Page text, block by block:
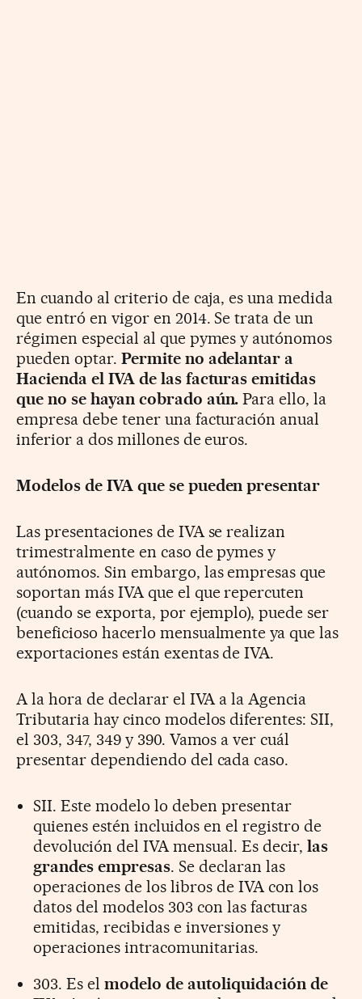
En cuando al criterio de caja, es una medida
que entró en vigor en 2014. Se trata de un
régimen especial al que pymes y autónomos
pueden optar. Permite no adelantar a
Hacienda el IVA de las facturas emitidas
que no se hayan cobrado aún. Para ello, la
empresa debe tener una facturación anual
inferior a dos millones de euros.
Modelos de IVA que se pueden presentar
Las presentaciones de IVA se realizan
trimestralmente en caso de pymes y
autónomos. Sin embargo, las empresas que
soportan más IVA que el que repercuten
(cuando se exporta, por ejemplo), puede ser
beneficioso hacerlo mensualmente ya que las
exportaciones están exentas de IVA.
A la hora de declarar el IVA a la Agencia
Tributaria hay cinco modelos diferentes: SII,
el 303, 347, 349 y 390. Vamos a ver cuál
presentar dependiendo del cada caso.
SII. Este modelo lo deben presentar
quienes estén incluidos en el registro de
devolución del IVA mensual. Es decir, las
grandes empresas. Se declaran las
operaciones de los libros de IVA con los
datos del modelos 303 con las facturas
emitidas, recibidas e inversiones y
operaciones intracomunitarias.
303. Es el modelo de autoliquidación de